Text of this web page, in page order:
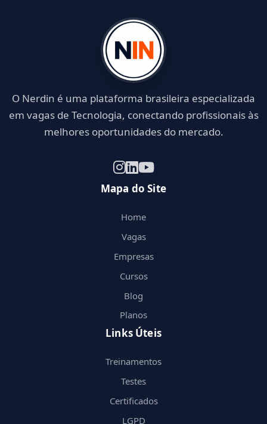
O Nerdin é uma plataforma brasileira especializada
em vagas de Tecnologia, conectando profissionais às
melhores oportunidades do mercado.
Mapa do Site
Home
Vagas
Empresas
Cursos
Blog
Planos
Links Úteis
Treinamentos
Testes
Certificados
LGPD